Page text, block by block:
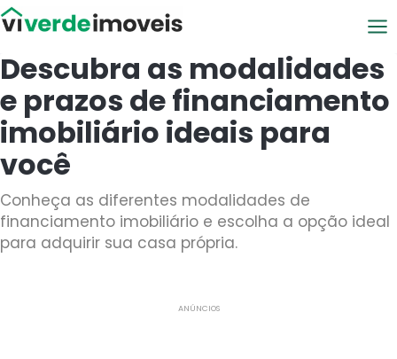
Viver de Imóveis
Descubra as modalidades
e prazos de financiamento
imobiliário ideais para
você
Conheça as diferentes modalidades de
financiamento imobiliário e escolha a opção ideal
para adquirir sua casa própria.
ANÚNCIOS